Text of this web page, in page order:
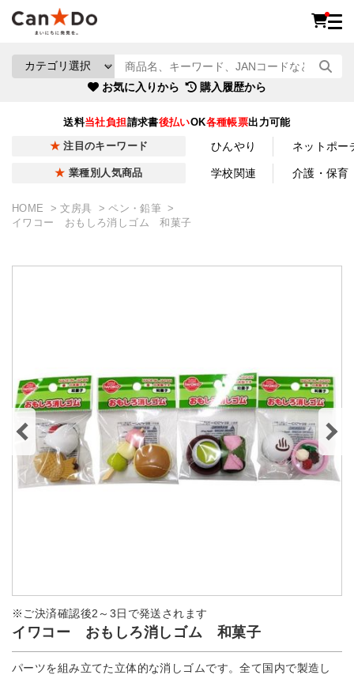
お気に入りから 購入履歴から
送料当社負担請求書後払いOK各種帳票出力可能
注目のキーワード ひんやり ネットポー
業種別人気商品 学校関連 介護・保育
HOME 文房具
ペン・鉛筆
イワコー おもしろ消しゴム 和菓子
※ご決済確認後2～3日で発送されます
イワコー おもしろ消しゴム 和菓子
パーツを組み立てた立体的な消しゴムです。全て国内で製造し